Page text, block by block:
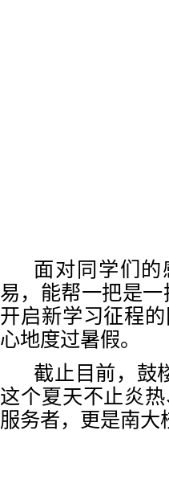
面对同学们
易，能帮一把是
开启新学习征程
心地度过暑假。
截止目前，鼓
这个夏天不止炎
服务者，更是南大